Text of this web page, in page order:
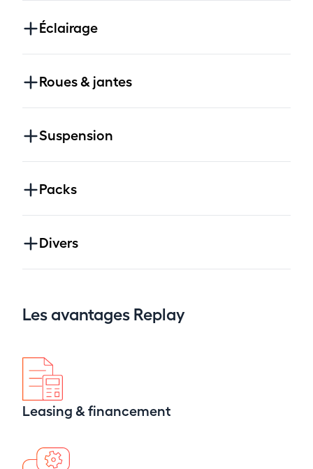
Éclairage
Roues & jantes
Suspension
Packs
Divers
Les avantages Replay
Leasing & financement